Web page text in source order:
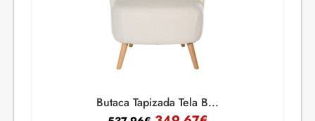
Butaca Tapizada Tela B...